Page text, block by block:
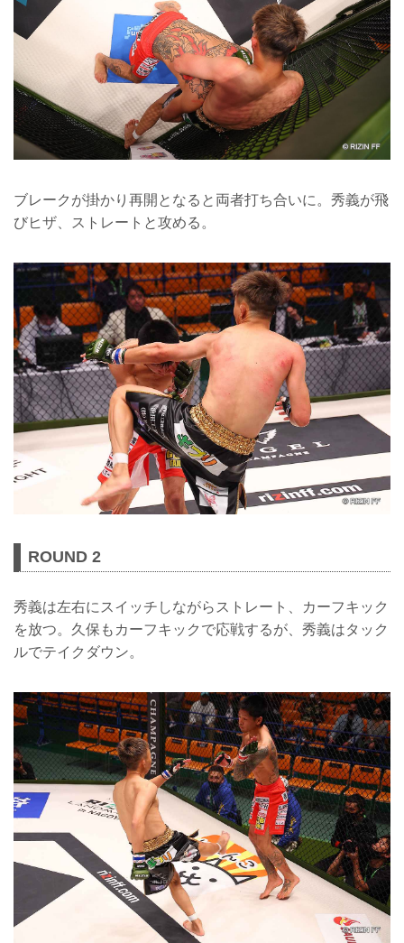
ブレークが掛かり再開となると両者打ち合いに。秀義が飛
びヒザ、ストレートと攻める。
ROUND 2
秀義は左右にスイッチしながらストレート、カーフキック
を放つ。久保もカーフキックで応戦するが、秀義はタック
ルでテイクダウン。